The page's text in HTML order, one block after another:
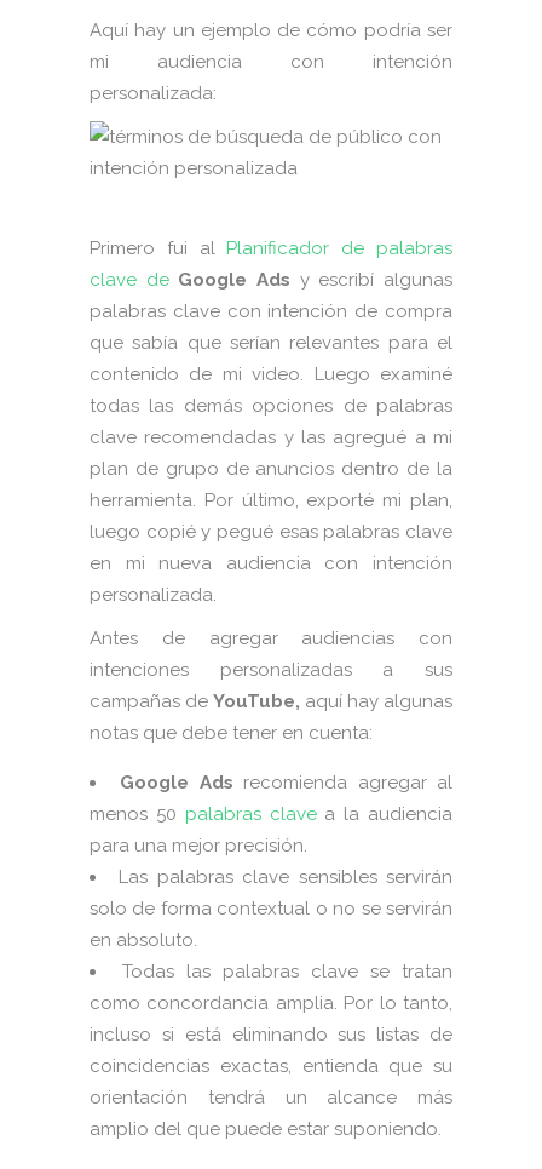
Aquí hay un ejemplo de cómo podría ser
mi audiencia con intención
personalizada:
Primero fui al Planificador de palabras
clave de Google Ads y escribí algunas
palabras clave con intención de compra
que sabía que serían relevantes para el
contenido de mi video. Luego examiné
todas las demás opciones de palabras
clave recomendadas y las agregué a mi
plan de grupo de anuncios dentro de la
herramienta. Por último, exporté mi plan,
luego copié y pegué esas palabras clave
en mi nueva audiencia con intención
personalizada.
Antes de agregar audiencias con
intenciones personalizadas a sus
campañas de YouTube, aquí hay algunas
notas que debe tener en cuenta:
Google Ads recomienda agregar al
menos 50 palabras clavea la audiencia
para una mejor precisión.
Las palabras clave sensibles servirán
solo de forma contextual o no se servirán
en absoluto.
Todas las palabras clave se tratan
como concordancia amplia. Por lo tanto,
incluso si está eliminando sus listas de
coincidencias exactas, entienda que su
orientación tendrá un alcance más
amplio del que puede estar suponiendo.